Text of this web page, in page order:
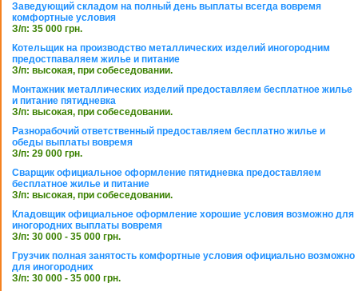
Заведующий складом на полный день выплаты всегда вовремя
комфортные условия
З/п: 35 000 грн.
Котельщик на производство металлических изделий иногородним
предостпаваляем жилье и питание
З/п: высокая, при собеседовании.
Монтажник металлических изделий предоставляем бесплатное жилье
и питание пятидневка
З/п: высокая, при собеседовании.
Разнорабочий ответственный предоставляем бесплатно жилье и
обеды выплаты вовремя
З/п: 29 000 грн.
Сварщик официальное оформление пятидневка предоставляем
бесплатное жилье и питание
З/п: высокая, при собеседовании.
Кладовщик официальное оформление хорошие условия возможно для
иногородних выплаты вовремя
З/п: 30 000 - 35 000 грн.
Грузчик полная занятость комфортные условия официально возможно
для иногородних
З/п: 30 000 - 35 000 грн.